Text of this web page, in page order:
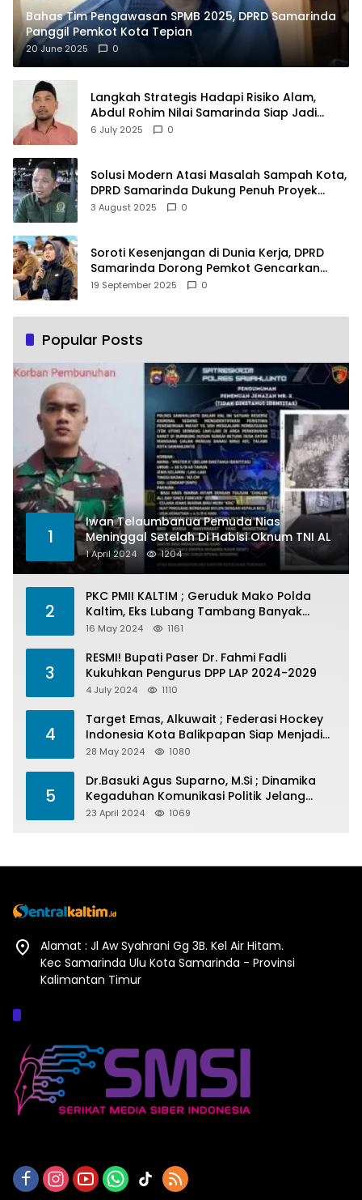
Bahas Tim Pengawasan SPMB 2025, DPRD Samarinda
Panggil Pemkot Kota Tepian
20 June 2025 0
Langkah Strategis Hadapi Risiko Alam,
Abdul Rohim Nilai Samarinda Siap Jadi
Pusat Logistik Bencana Kalimantan
6 July 2025 0
Solusi Modern Atasi Masalah Sampah Kota,
DPRD Samarinda Dukung Penuh Proyek
PLTSA
3 August 2025 0
Soroti Kesenjangan di Dunia Kerja, DPRD
Samarinda Dorong Pemkot Gencarkan
Pemberdayaan Perempuan
19 September 2025 0
Popular Posts
1
Iwan Telaumbanua Pemuda Nias
Meninggal Setelah Di Habisi Oknum TNI AL
1 April 2024 1204
2
PKC PMII KALTIM ; Geruduk Mako Polda
Kaltim, Eks Lubang Tambang Banyak
Menelan Korban
16 May 2024 1161
3
RESMI! Bupati Paser Dr. Fahmi Fadli
Kukuhkan Pengurus DPP LAP 2024-2029
4 July 2024 1110
4
Target Emas, Alkuwait ; Federasi Hockey
Indonesia Kota Balikpapan Siap Menjadi
Barometer Prestasi Di Kaltim
28 May 2024 1080
5
Dr.Basuki Agus Suparno, M.Si ; Dinamika
Kegaduhan Komunikasi Politik Jelang
Pesta Politik 2024
23 April 2024 1069
Alamat : Jl Aw Syahrani Gg 3B. Kel Air Hitam.
Kec Samarinda Ulu Kota Samarinda - Provinsi
Kalimantan Timur